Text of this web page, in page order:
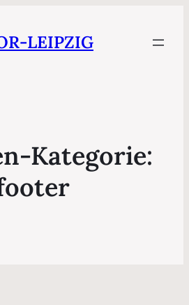
LEIPZIG
Kategorie: